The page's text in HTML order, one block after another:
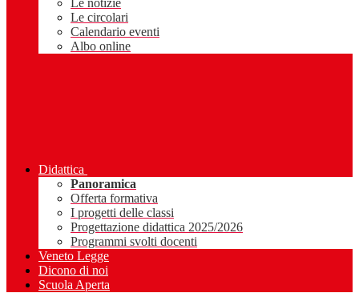
Le notizie
Le circolari
Calendario eventi
Albo online
Didattica
Panoramica
Offerta formativa
I progetti delle classi
Progettazione didattica 2025/2026
Programmi svolti docenti
Veneto Legge
Dicono di noi
Scuola Aperta